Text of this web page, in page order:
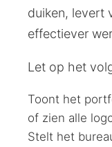
duiken, levert
effectiever
Let op het
Toont het
of zien alle
Stelt het